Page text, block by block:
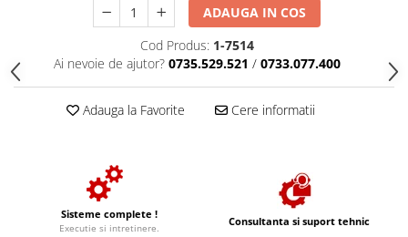
ADAUGA IN COS
Cod Produs: 1-7514
Ai nevoie de ajutor? 0735.529.521 / 0733.077.400
Adauga la Favorite Cere informatii
Sisteme complete !
Executie si intretinere.
Consultanta si suport tehnic